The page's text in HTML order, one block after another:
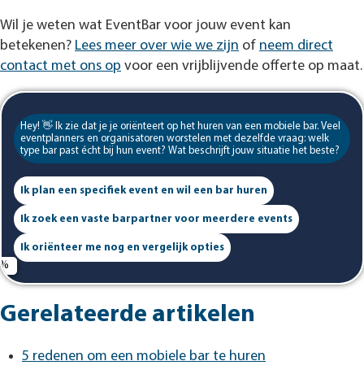
Wil je weten wat EventBar voor jouw event kan
betekenen? Lees meer over wie we zijn of neem direct
contact met ons op voor een vrijblijvende offerte op maat.
Hey! 👋 Ik zie dat je je oriënteert op het huren van een mobiele bar. Veel
eventplanners en organisatoren worstelen met dezelfde vraag: welk
type bar past écht bij hun event? Wat beschrijft jouw situatie het beste?
Ik plan een specifiek event en wil een bar huren
Ik zoek een vaste barpartner voor meerdere events
Ik oriënteer me nog en vergelijk opties
Gerelateerde artikelen
5 redenen om een mobiele bar te huren